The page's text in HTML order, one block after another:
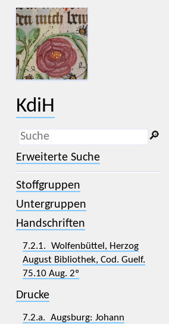
KdiH
_
(der Unterstrich) ist Platzhalter für
genau ein Zeichen.
% (das Prozentzeichen) ist Platzhalter
für kein, ein oder mehr als ein
🔎︎
Erweiterte Suche
Stoffgruppen
Untergruppen
Handschriften
7.2.1. Wolfenbüttel, Herzog
August Bibliothek, Cod. Guelf.
75.10 Aug. 2º
Drucke
7.2.a. Augsburg: Johann